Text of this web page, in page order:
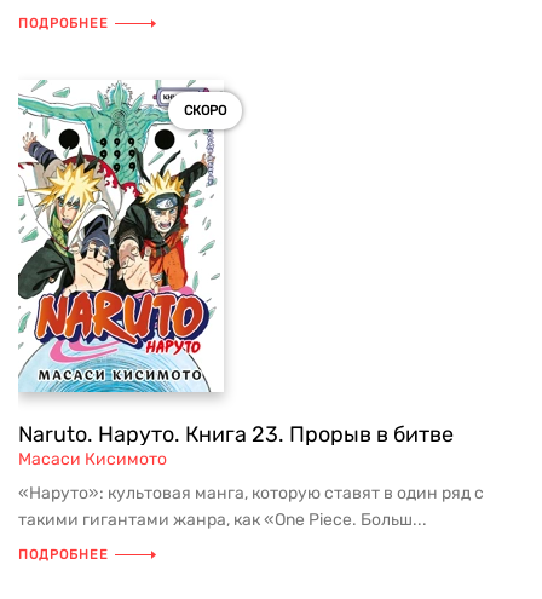
ПОДРОБНЕЕ
СКОРО
Naruto. Наруто. Книга 23. Прорыв в битве
Масаси Кисимото
«Наруто»: культовая манга, которую ставят в один ряд с
такими гигантами жанра, как «One Piece. Больш...
ПОДРОБНЕЕ